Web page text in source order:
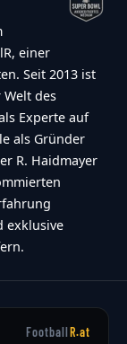
einer
Seit 2013 ist
des
Experte auf
als Gründer
R. Haidmayer
exklusive
FootballR.at